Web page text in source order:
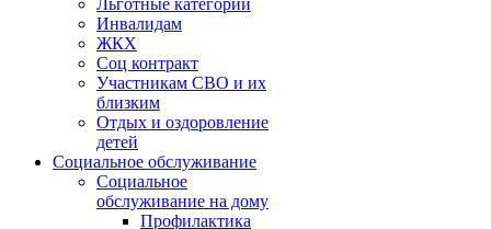
Льготные категории
Инвалидам
ЖКХ
Соц контракт
Участникам СВО и их
близким
Отдых и оздоровление
детей
Социальное обслуживание
Социальное
обслуживание на дому
Профилактика